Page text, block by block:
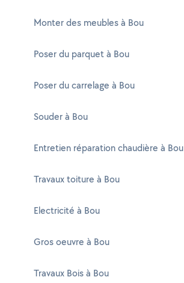
Monter des meubles à Bou
Poser du parquet à Bou
Poser du carrelage à Bou
Souder à Bou
Entretien réparation chaudière à Bou
Travaux toiture à Bou
Electricité à Bou
Gros oeuvre à Bou
Travaux Bois à Bou